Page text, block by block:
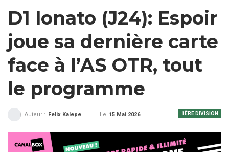
D1 lonato (J24): Espoir
joue sa dernière carte
face à l’AS OTR, tout
le programme
1ÈRE DIVISION
Auteur : Felix Kalepe Le 15 Mai 2026